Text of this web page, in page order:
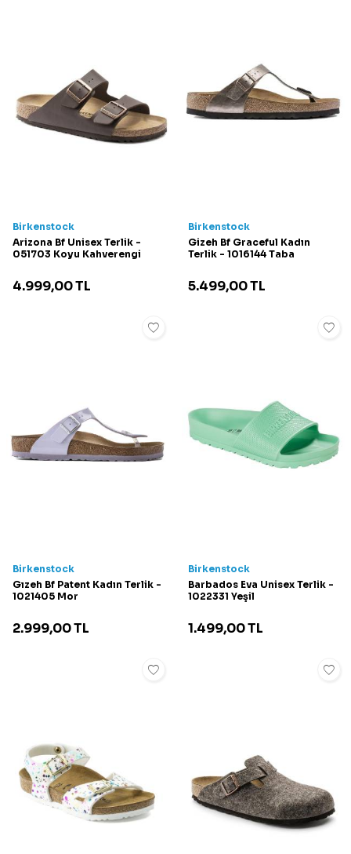
Birkenstock
Arizona Bf Unisex Terlik -
051703 Koyu Kahverengi
4.999,00TL
Birkenstock
Gizeh Bf Graceful Kadın
Terlik - 1016144 Taba
5.499,00TL
Birkenstock
Gızeh Bf Patent Kadın Terlik -
1021405 Mor
2.999,00TL
Birkenstock
Barbados Eva Unisex Terlik -
1022331 Yeşil
1.499,00TL